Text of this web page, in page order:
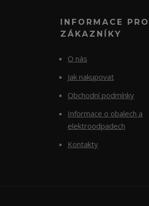
INFORMACE PRO
ZÁKAZNÍKY
O nás
Jak nakupovat
Obchodní podmínky
Informace o obalech a
elektroodpadech
Kontakty